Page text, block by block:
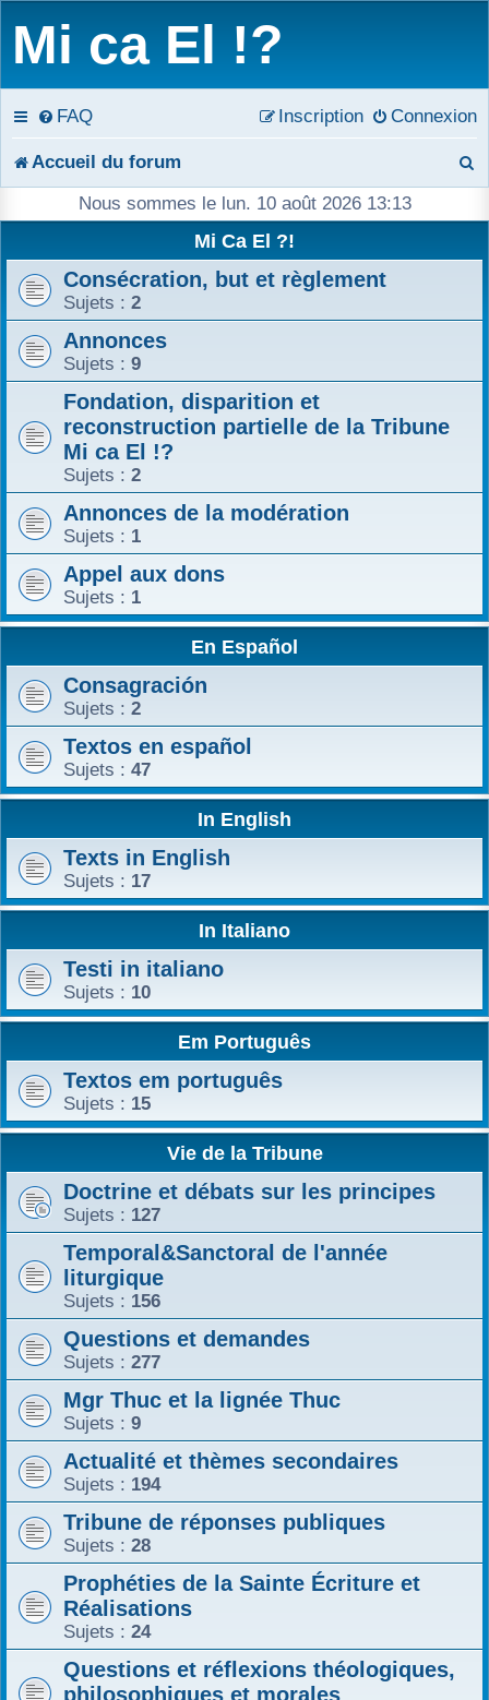
Mi ca El !?
FAQ Connexion
Inscription
Accueil du forum
e
Nous sommes le lun. 10 août 2026 13:13
Mi Ca El ?!
Consécration, but et règlement
Sujets : 2
Annonces
Sujets : 9
Fondation, disparition et
reconstruction partielle de la Tribune
Mi ca El !?
Sujets : 2
Annonces de la modération
Sujets : 1
Appel aux dons
Sujets : 1
En Español
Consagración
Sujets : 2
Textos en español
Sujets : 47
In English
Texts in English
Sujets : 17
In Italiano
Testi in italiano
Sujets : 10
Em Português
Textos em português
Sujets : 15
Vie de la Tribune
Doctrine et débats sur les principes
Sujets : 127
Temporal&Sanctoral de l'année
liturgique
Sujets : 156
Questions et demandes
Sujets : 277
Mgr Thuc et la lignée Thuc
Sujets : 9
Actualité et thèmes secondaires
Sujets : 194
Tribune de réponses publiques
Sujets : 28
Prophéties de la Sainte Écriture et
Réalisations
Sujets : 24
Questions et réflexions théologiques,
philosophiques et morales